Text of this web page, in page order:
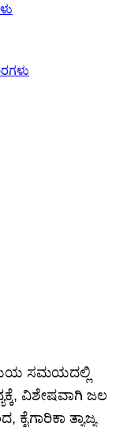
ಸಮಯದಲ್ಲಿ
ವಿಶೇಷವಾಗಿ ಜಲ
ತ್ಯಾಜ್ಯ